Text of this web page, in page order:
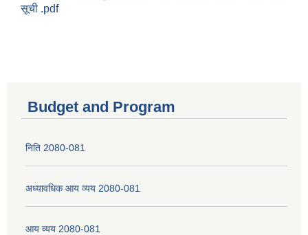
सूची .pdf
Budget and Program
निति 2080-081
अध्यावधिक आय व्यय 2080-081
आय व्यय 2080-081